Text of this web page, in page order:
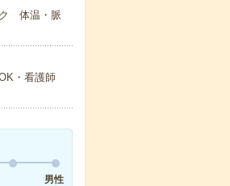
ク 体温・脈
・看護師
男性